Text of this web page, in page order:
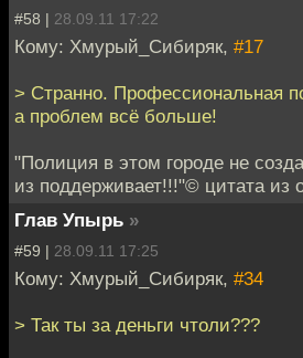
#58 | 28.09.11 17:22
Кому: Хмурый_Сибиряк, #17
> Странно. Профессиональная
а проблем всё больше!
"Полиция в этом городе не
из поддерживает!!!"© цитата из
Глав Упырь »
#59 | 28.09.11 17:25
Кому: Хмурый_Сибиряк, #34
> Так ты за деньги чтоли???